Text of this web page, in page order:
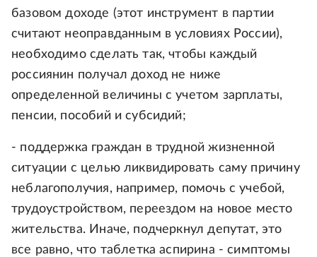
базовом доходе (этот инструмент в партии
считают неоправданным в условиях России),
необходимо сделать так, чтобы каждый
россиянин получал доход не ниже
определенной величины с учетом зарплаты,
пенсии, пособий и субсидий;
- поддержка граждан в трудной жизненной
ситуации с целью ликвидировать саму причину
неблагополучия, например, помочь с учебой,
трудоустройством, переездом на новое место
жительства. Иначе, подчеркнул депутат, это
все равно, что таблетка аспирина - симптомы